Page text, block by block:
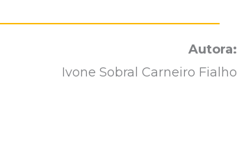
Autora:
Ivone Sobral Carneiro Fialho